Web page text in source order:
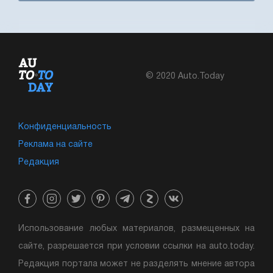
© 2020 Auto.Today
Конфиденциальность
Реклама на сайте
Редакция
Использование любых материалов, размещенных на
сайте, разрешается при условии ссылки на auto.today.
Редакция портала может не разделять мнение автора